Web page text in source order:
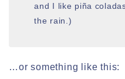
and I like piña
the rain.)
…or something like this: